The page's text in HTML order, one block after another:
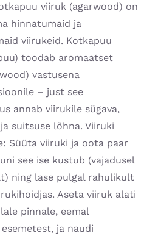
viiruk (agarwood) on
hinnatumaid ja
viirukeid. Kotkapuu
toodab aromaatset
vastusena
– just see
annab viirukile sügava,
suitsuse lõhna. Viiruki
Süüta viiruki ja oota paar
see ise kustub (vajadusel
ning lase pulgal rahulikult
Aseta viiruk alati
pinnale, eemal
ja naudi